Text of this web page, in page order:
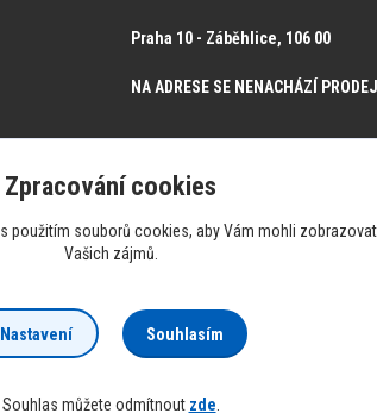
Praha 10 - Záběhlice, 106 00
NA ADRESE SE NENACHÁZÍ
Zpracování cookies
s použitím souborů cookies, aby Vám mohli
Vašich zájmů.
Nastavení Souhlasím
Souhlas můžete odmítnout zde